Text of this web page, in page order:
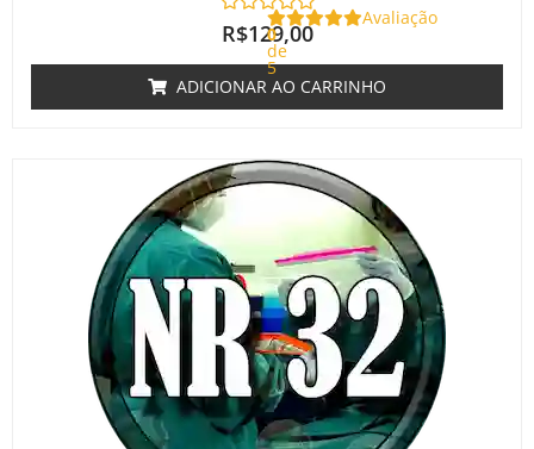
Avaliação
0
de
5
R$129,00
ADICIONAR AO CARRINHO